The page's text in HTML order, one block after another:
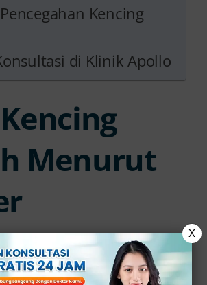
Kencing
di Klinik Apollo
Menurut
untuk mengetahui
menderita kencing
X